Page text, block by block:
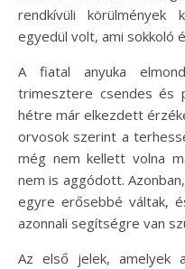
rendkívüli körülmények
egyedül volt, ami sokkoló
A fiatal anyuka
trimesztere csendes és
hétre már elkezdett
orvosok szerint a
még nem kellett volna
nem is aggódott.
egyre erősebbé váltak,
azonnali segítségre van
Az első jelek, amelyek